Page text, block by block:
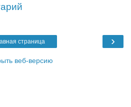
›
страница
веб-версию